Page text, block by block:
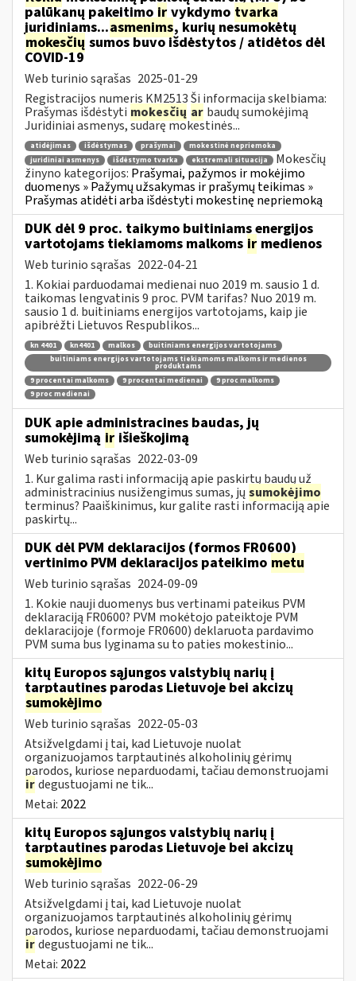
palūkanų pakeitimo ir vykdymo tvarka
juridiniams...asmenims, kurių nesumokėtų
mokesčių sumos buvo išdėstytos / atidėtos dėl
COVID-19
Web turinio sąrašas 2025-01-29
Registracijos numeris KM2513 Ši informacija skelbiama:
Prašymas išdėstyti mokesčių ar baudų sumokėjimą
Juridiniai asmenys, sudarę mokestinės...
atidėjimas išdėstymas prašymai
mokestinė nepriemoka
juridiniai asmenys
išdėstymo tvarka ekstremali situacija
Mokesčių
žinyno kategorijos: Prašymai, pažymos ir mokėjimo
duomenys » Pažymų užsakymas ir prašymų teikimas »
Prašymas atidėti arba išdėstyti mokestinę nepriemoką
DUK dėl 9 proc. taikymo buitiniams energijos
vartotojams tiekiamoms malkoms ir medienos
Web turinio sąrašas 2022-04-21
1. Kokiai parduodamai medienai nuo 2019 m. sausio 1 d.
taikomas lengvatinis 9 proc. PVM tarifas? Nuo 2019 m.
sausio 1 d. buitiniams energijos vartotojams, kaip jie
apibrėžti Lietuvos Respublikos...
kn 4401 kn4401 malkos
buitiniams energijos vartotojams
buitiniams energijos vartotojams tiekiamoms malkoms ir medienos
produktams
9 procentai malkoms
9 procentai medienai
9 proc malkoms
9 proc medienai
DUK apie administracines baudas, jų
sumokėjimą ir išieškojimą
Web turinio sąrašas 2022-03-09
1. Kur galima rasti informaciją apie paskirtų baudų už
administracinius nusižengimus sumas, jų sumokėjimo
terminus? Paaiškinimus, kur galite rasti informaciją apie
paskirtų...
DUK dėl PVM deklaracijos (formos FR0600)
vertinimo PVM deklaracijos pateikimo metu
Web turinio sąrašas 2024-09-09
1. Kokie nauji duomenys bus vertinami pateikus PVM
deklaraciją FR0600? PVM mokėtojo pateiktoje PVM
deklaracijoje (formoje FR0600) deklaruota pardavimo
PVM suma bus lyginama su to paties mokestinio...
kitų Europos sąjungos valstybių narių į
tarptautines parodas Lietuvoje bei akcizų
sumokėjimo
Web turinio sąrašas 2022-05-03
Atsižvelgdami į tai, kad Lietuvoje nuolat
organizuojamos tarptautinės alkoholinių gėrimų
parodos, kuriose neparduodami, tačiau demonstruojami
irdegustuojami ne tik...
Metai: 2022
kitų Europos sąjungos valstybių narių į
tarptautines parodas Lietuvoje bei akcizų
sumokėjimo
Web turinio sąrašas 2022-06-29
Atsižvelgdami į tai, kad Lietuvoje nuolat
organizuojamos tarptautinės alkoholinių gėrimų
parodos, kuriose neparduodami, tačiau demonstruojami
irdegustuojami ne tik...
Metai: 2022